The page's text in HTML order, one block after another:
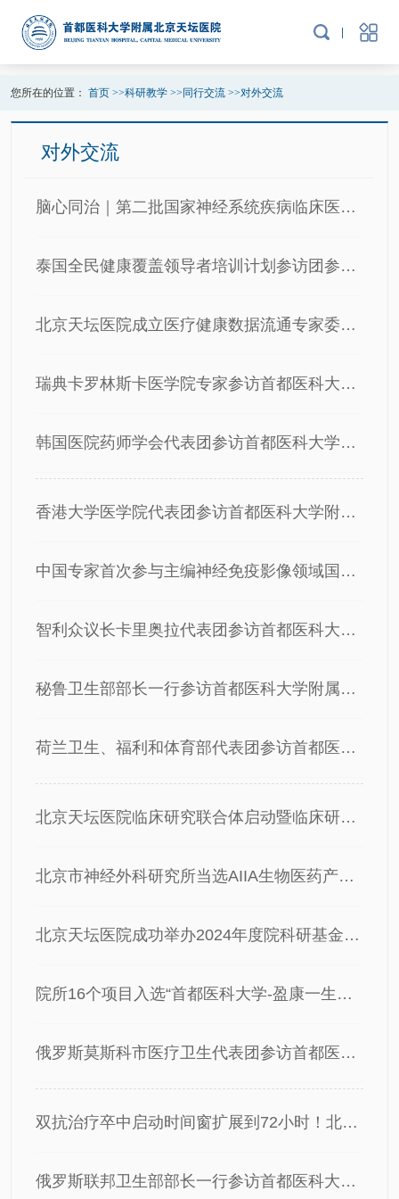
您所在的位置： 首页>>科研教学>>同行交流>>对外交流
对外交流
脑心同治｜第二批国家神经系统疾病临床医学研究中心脑心联盟单位揭牌仪式暨学术交流圆满落幕
泰国全民健康覆盖领导者培训计划参访团参访首都医科大学附属北京天坛医院
北京天坛医院成立医疗健康数据流通专家委员会并开办研修班
瑞典卡罗林斯卡医学院专家参访首都医科大学附属北京天坛医院
韩国医院药师学会代表团参访首都医科大学附属北京天坛医院药学部
香港大学医学院代表团参访首都医科大学附属北京天坛医院
中国专家首次参与主编神经免疫影像领域国际教科书
智利众议长卡里奥拉代表团参访首都医科大学附属北京天坛医院
秘鲁卫生部部长一行参访首都医科大学附属北京天坛医院
荷兰卫生、福利和体育部代表团参访首都医科大学附属北京天坛医院
北京天坛医院临床研究联合体启动暨临床研究培训会议成功召开
北京市神经外科研究所当选AIIA生物医药产业推进组首届副组长单位
北京天坛医院成功举办2024年度院科研基金（管理专项）开题汇报会
院所16个项目入选“首都医科大学-盈康一生科创菁英培育计划”
俄罗斯莫斯科市医疗卫生代表团参访首都医科大学附属北京天坛医院
双抗治疗卒中启动时间窗扩展到72小时！北京天坛医院卒中研究再收获一篇NEJM
俄罗斯联邦卫生部部长一行参访首都医科大学附属北京天坛医院